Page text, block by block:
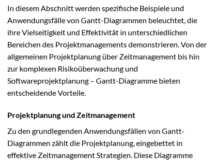
In diesem Abschnitt werden spezifische Beispiele und
Anwendungsfälle von Gantt-Diagrammen beleuchtet, die
ihre Vielseitigkeit und Effektivität in unterschiedlichen
Bereichen des Projektmanagements demonstrieren. Von der
allgemeinen Projektplanung über Zeitmanagement bis hin
zur komplexen Risikoüberwachung und
Softwareprojektplanung – Gantt-Diagramme bieten
entscheidende Vorteile.
Projektplanung und Zeitmanagement
Zu den grundlegenden Anwendungsfällen von Gantt-
Diagrammen zählt die Projektplanung, eingebettet in
effektive Zeitmanagement Strategien. Diese Diagramme